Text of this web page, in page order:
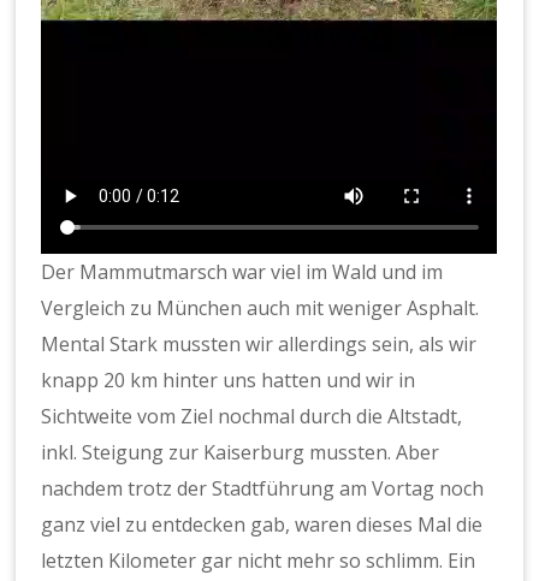
Der Mammutmarsch war viel im Wald und im
Vergleich zu München auch mit weniger Asphalt.
Mental Stark mussten wir allerdings sein, als wir
knapp 20 km hinter uns hatten und wir in
Sichtweite vom Ziel nochmal durch die Altstadt,
inkl. Steigung zur Kaiserburg mussten. Aber
nachdem trotz der Stadtführung am Vortag noch
ganz viel zu entdecken gab, waren dieses Mal die
letzten Kilometer gar nicht mehr so schlimm. Ein